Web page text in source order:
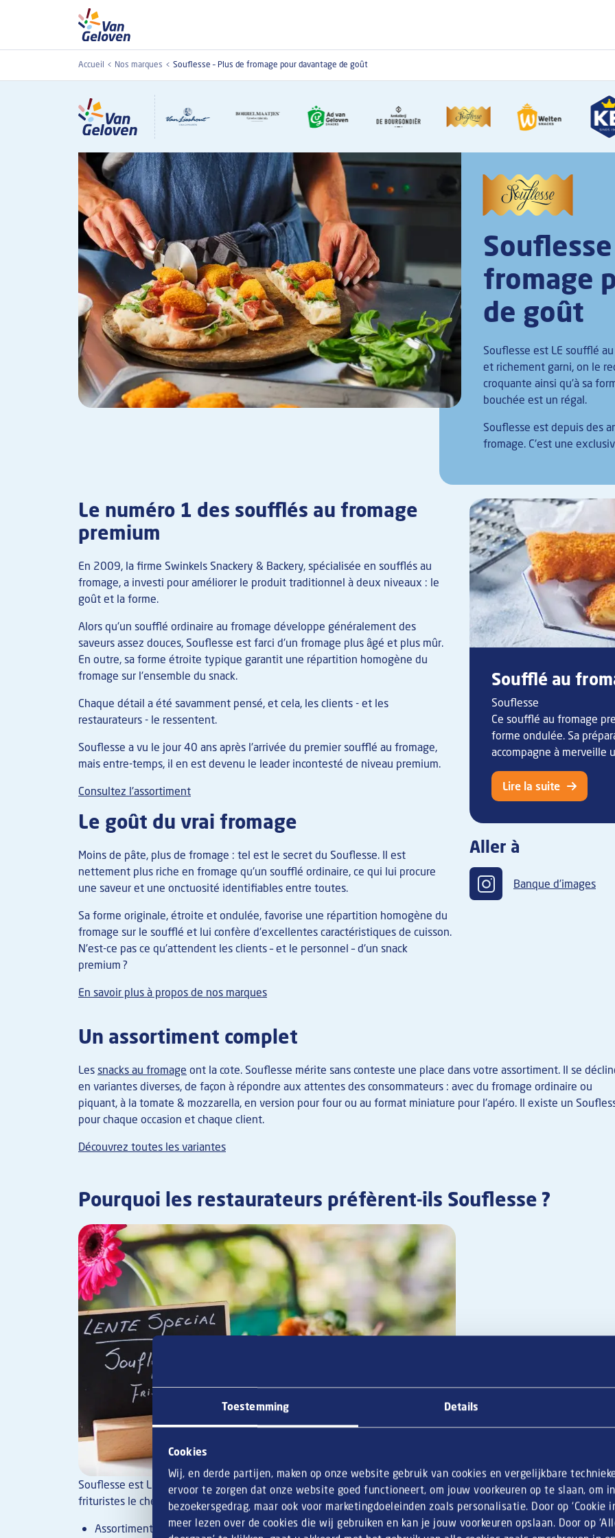
Toestemming Details
Cookies
Wij, en derde partijen, maken op onze website gebruik van cookies en vergelijkbare
ervoor te zorgen dat onze website goed functioneert, om jouw voorkeuren op te slaan, om
bezoekersgedrag, maar ook voor marketingdoeleinden zoals personalisatie. Door op ‘Cookie
meer lezen over de cookies die wij gebruiken en kan je jouw voorkeuren opslaan. Door op
Aller au contenu principal
Accueil Nos marques Souflesse – Plus de fromage pour davantage de goût
Souflesse
fromage
de goût
Souflesse est LE soufflé
et richement garni, on le
croquante ainsi qu’à sa
bouchée est un régal.
Souflesse est depuis des
fromage. C'est une
Le numéro 1 des soufflés au fromage
premium
En 2009, la firme Swinkels Snackery & Backery, spécialisée en soufflés au
fromage, a investi pour améliorer le produit traditionnel à deux niveaux : le
goût et la forme.
Alors qu'un soufflé ordinaire au fromage développe généralement des
saveurs assez douces, Souflesse est farci d'un fromage plus âgé et plus mûr.
En outre, sa forme étroite typique garantit une répartition homogène du
fromage sur l'ensemble du snack.
Chaque détail a été savamment pensé, et cela, les clients - et les
restaurateurs - le ressentent.
Souflesse a vu le jour 40 ans après l'arrivée du premier soufflé au fromage,
mais entre-temps, il en est devenu le leader incontesté de niveau premium.
Consultez l'assortiment
Le goût du vrai fromage
Moins de pâte, plus de fromage : tel est le secret du Souflesse. Il est
nettement plus riche en fromage qu'un soufflé ordinaire, ce qui lui procure
une saveur et une onctuosité identifiables entre toutes.
Sa forme originale, étroite et ondulée, favorise une répartition homogène du
fromage sur le soufflé et lui confère d'excellentes caractéristiques de cuisson.
N'est-ce pas ce qu'attendent les clients – et le personnel – d'un snack
premium ?
En savoir plus à propos de nos marques
Soufflé au
Souflesse
Ce soufflé au fromage
forme ondulée. Sa
accompagne à merveille
Lire la suite
Aller à
Banque d'images
Un assortiment complet
Lessnacks au fromage ont la cote. Souflesse mérite sans conteste une place dans votre assortiment. Il se
en variantes diverses, de façon à répondre aux attentes des consommateurs : avec du fromage ordinaire ou
piquant, à la tomate & mozzarella, en version pour four ou au format miniature pour l'apéro. Il existe un
pour chaque occasion et chaque client.
Découvrez toutes les variantes
Pourquoi les restaurateurs préfèrent-ils Souflesse ?
Image
Souflesse est LE soufflé au fromage préféré des Belges. Ce n'est pas sans raison que les restaurateurs et les
frituristes le chérissent :
Assortiment varié de snacks premium ;